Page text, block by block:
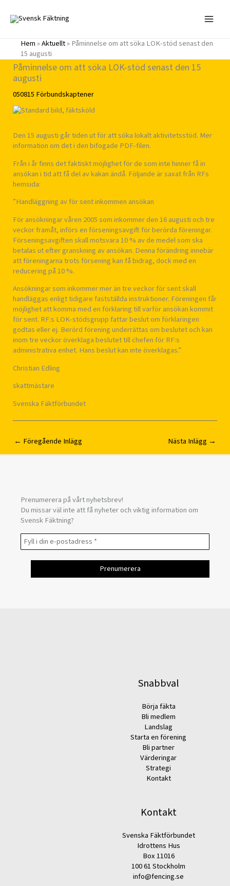
innehåll
Hem»Aktuellt»Påminnelse om att söka LOK-stöd senast den
15 augusti
Påminnelse om att söka LOK-stöd senast den 15
augusti
050815 Förbundskaptener
Den 15 augusti går tiden ut för att söka lokalt aktivitetsstöd. Mer
information om det i den bifogade PDF-filen.
Från i år finns det faktiskt möjlighet för de som inte hinner få in
ansökan i tid att få del av kakan ändå. Följande är saxat från RFs
hemsida:
”Handläggning av för sent inkommen ansökan
För ansökningar våren 2005 som inkommer den 16 augusti och tre
veckor framåt, införs en förseningsavgift för berörda föreningar.
Förseningsavgiften skall motsvara 10 % av de medel som ska
betalas ut efter granskning av ansökan. Denna förändring innebär
att föreningarna trots försening kan få bidrag, dock med en
reducering på 10 %.
Ansökningar som inkommer mer än tre veckor för sent skall
handläggas enligt tidigare fastställda instruktioner. Föreningen får
möjlighet att komma med en förklaring till varför ansökan kommit
för sent. RF:s LOK-stödsgrupp fattar beslut om förklaringen
godtas eller ej. Berörd förening underrättas om beslutet och kan
inom tre veckor överklaga beslutet till chefen för RF:s
administrativa enhet. Hans beslut kan inte överklagas.”
Christian Edling
skattmästare
Svenska Fäktförbundet
← Föregående Inlägg Nästa Inlägg →
Prenumerera på vårt nyhetsbrev!
Du missar väl inte att få nyheter och viktig information om
Svensk Fäktning?
Snabbval
Börja fäkta
Bli medlem
Landslag
Starta en förening
Bli partner
Värderingar
Strategi
Kontakt
Kontakt
Svenska Fäktförbundet
Idrottens Hus
Box 11016
100 61 Stockholm
info@fencing.se